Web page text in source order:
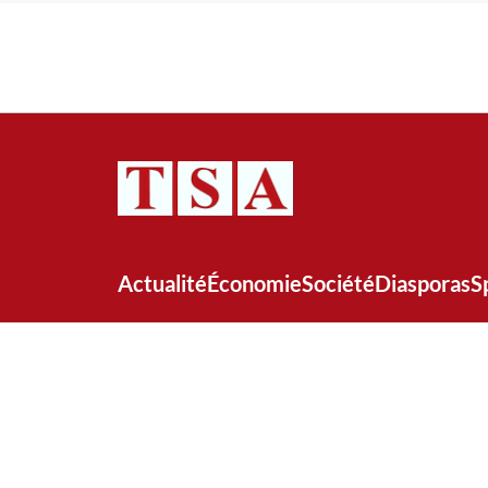
ActualitéÉconomieSociétéDiasporas